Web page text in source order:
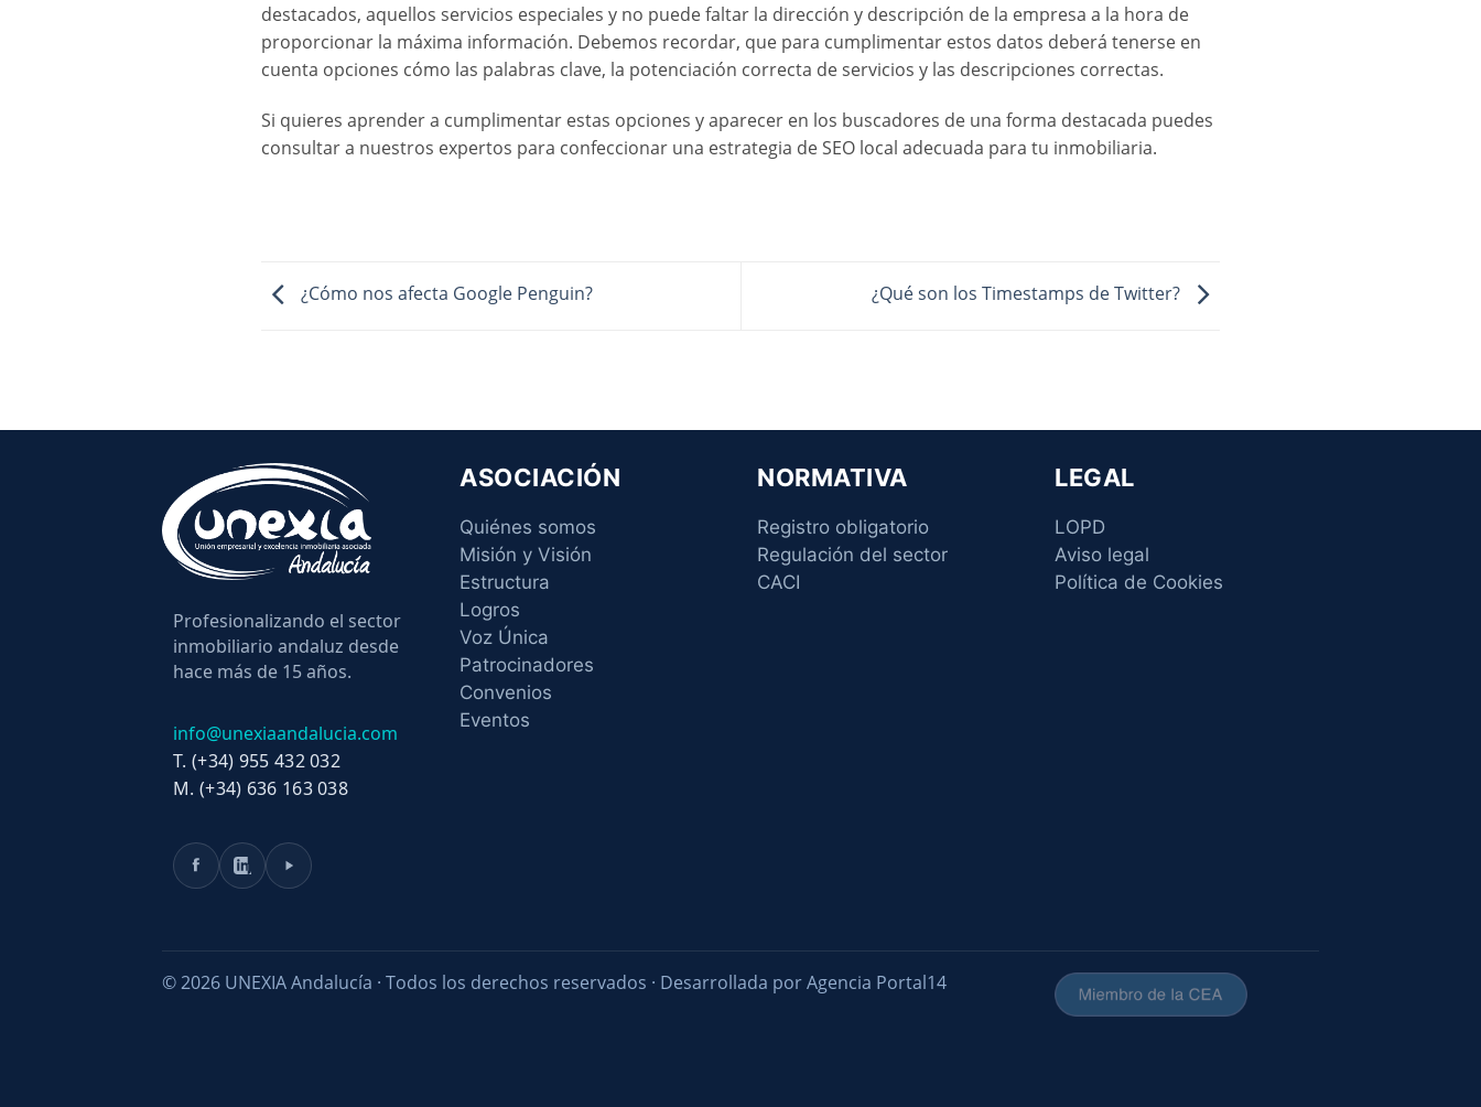
destacados, aquellos servicios especiales y no puede faltar la dirección y descripción de la empresa a la hora de
proporcionar la máxima información. Debemos recordar, que para cumplimentar estos datos deberá tenerse en
cuenta opciones cómo las palabras clave, la potenciación correcta de servicios y las descripciones correctas.
Si quieres aprender a cumplimentar estas opciones y aparecer en los buscadores de una forma destacada puedes
consultar a nuestros expertos para confeccionar una estrategia de SEO local adecuada para tu inmobiliaria.
¿Cómo nos afecta Google Penguin? ¿Qué son los Timestamps de Twitter?
Profesionalizando el sector
inmobiliario andaluz desde
hace más de 15 años.
info@unexiaandalucia.com
T. (+34) 955 432 032
M. (+34) 636 163 038
ASOCIACIÓN
Quiénes somos
Misión y Visión
Estructura
Logros
Voz Única
Patrocinadores
Convenios
Eventos
NORMATIVA
Registro obligatorio
Regulación del sector
CACI
LEGAL
LOPD
Aviso legal
Política de Cookies
© 2026 UNEXIA Andalucía · Todos los derechos reservados · Desarrollada por Agencia Portal14